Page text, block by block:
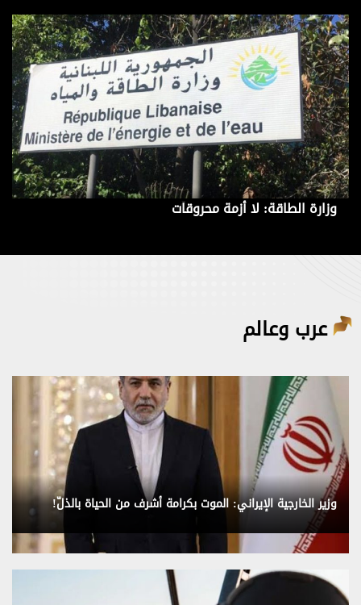
وزارة الطاقة: لا أزمة محروقات
عرب وعالم
وزير الخارجية الإيراني: الموت بكرامة أشرف من الحياة بالذلّ!